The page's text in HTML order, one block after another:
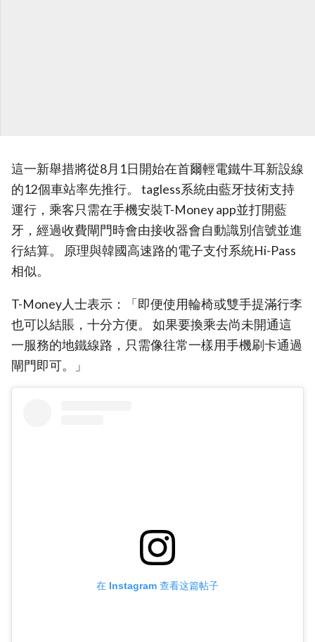
這一新舉措將從8月1日開始在首爾輕電鐵牛耳新設線
的12個車站率先推行。 tagless系統由藍牙技術支持
運行，乘客只需在手機安裝T-Money app並打開藍
牙，經過收費閘門時會由接收器會自動識別信號並進
行結算。 原理與韓國高速路的電子支付系統Hi-Pass
相似。
T-Money人士表示：「即便使用輪椅或雙手提滿行李
也可以結賬，十分方便。 如果要換乘去尚未開通這
一服務的地鐵線路，只需像往常一樣用手機刷卡通過
閘門即可。」
在 Instagram 查看这篇帖子